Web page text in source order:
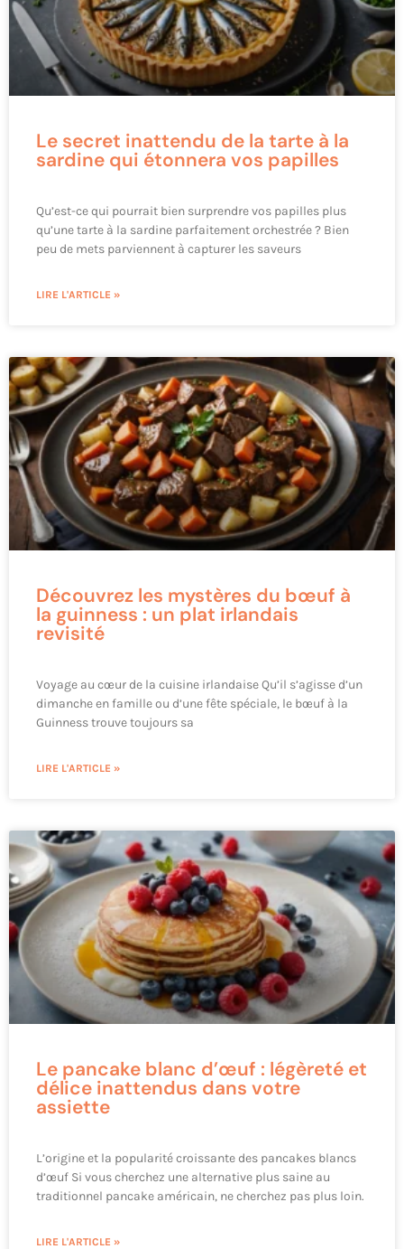
Le secret inattendu de la tarte à la
sardine qui étonnera vos papilles
Qu’est-ce qui pourrait bien surprendre vos papilles plus
qu’une tarte à la sardine parfaitement orchestrée ? Bien
peu de mets parviennent à capturer les saveurs
LIRE L'ARTICLE »
Découvrez les mystères du bœuf à
la guinness : un plat irlandais
revisité
Voyage au cœur de la cuisine irlandaise Qu’il s’agisse d’un
dimanche en famille ou d’une fête spéciale, le bœuf à la
Guinness trouve toujours sa
LIRE L'ARTICLE »
Le pancake blanc d’œuf : légèreté et
délice inattendus dans votre
assiette
L’origine et la popularité croissante des pancakes blancs
d’œuf Si vous cherchez une alternative plus saine au
traditionnel pancake américain, ne cherchez pas plus loin.
LIRE L'ARTICLE »